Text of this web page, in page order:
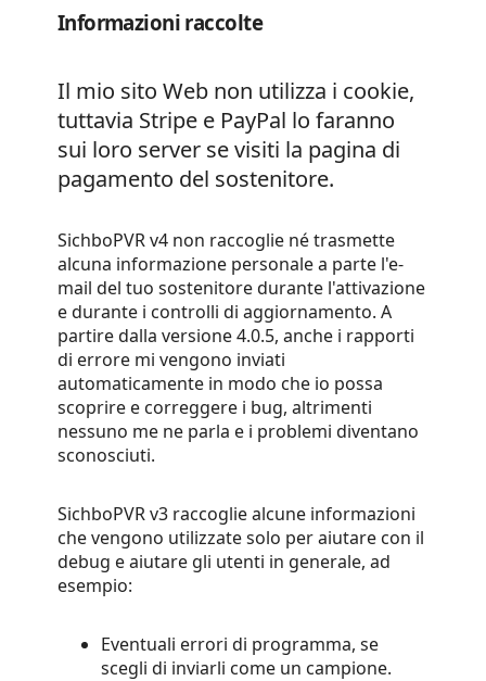
Informazioni raccolte
Il mio sito Web non utilizza i cookie,
tuttavia Stripe e PayPal lo faranno
sui loro server se visiti la pagina di
pagamento del sostenitore.
SichboPVR v4 non raccoglie né trasmette
alcuna informazione personale a parte l'e-
mail del tuo sostenitore durante l'attivazione
e durante i controlli di aggiornamento. A
partire dalla versione 4.0.5, anche i rapporti
di errore mi vengono inviati
automaticamente in modo che io possa
scoprire e correggere i bug, altrimenti
nessuno me ne parla e i problemi diventano
sconosciuti.
SichboPVR v3 raccoglie alcune informazioni
che vengono utilizzate solo per aiutare con il
debug e aiutare gli utenti in generale, ad
esempio:
Eventuali errori di programma, se
scegli di inviarli come un campione.